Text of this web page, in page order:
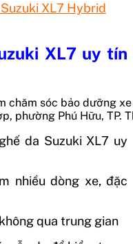
XL7 Hybrid
XL7 uy tín
phường Phú Hữu, TP.
da Suzuki XL7 uy
nhiều dòng xe, đặc
qua trung gian